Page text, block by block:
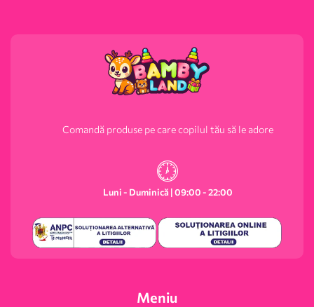
Comandă produse pe care copilul tău să le adore
Luni - Duminică | 09:00 - 22:00
Meniu